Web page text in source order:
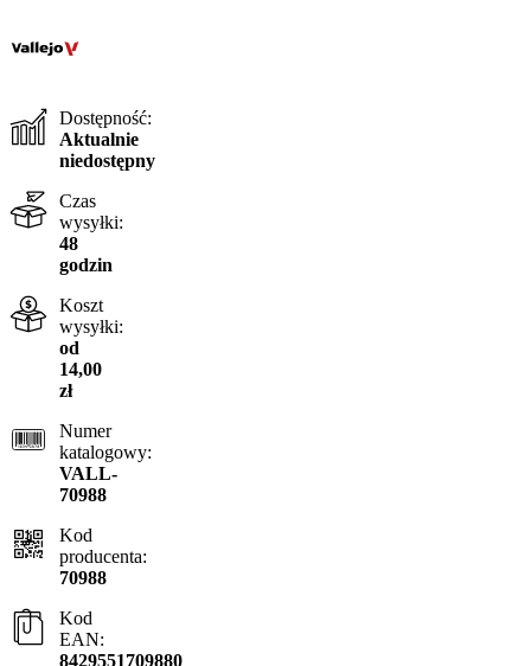
Dostępność:
Aktualnie
niedostępny
Czas
wysyłki:
48
godzin
Koszt
wysyłki:
od
14,00
zł
Numer
katalogowy:
VALL-
70988
Kod
producenta:
70988
Kod
EAN:
8429551709880